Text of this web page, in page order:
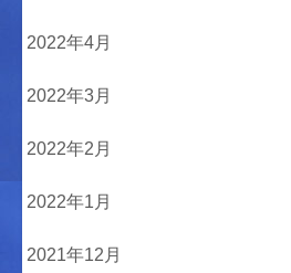
2022年4月
2022年3月
2022年2月
2022年1月
2021年12月